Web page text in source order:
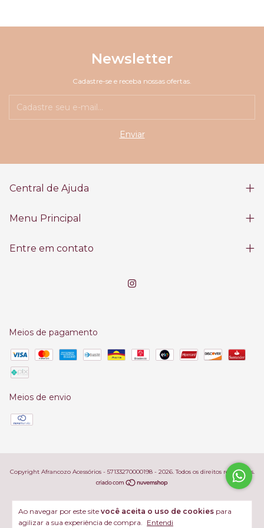
Ao navegar por este site você aceita o uso de cookies para
agilizar a sua experiência de compra. Entendi
Newsletter
Cadastre-se e receba nossas ofertas.
Central de Ajuda
Menu Principal
Entre em contato
Meios de pagamento
Meios de envio
Copyright Afrancozo Acessórios - 57133270000198 - 2026. Todos os direitos reservados.